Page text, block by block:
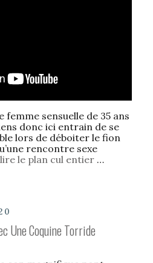
sensuelle de 35 ans
donc ici entrain de se
lors de déboiter le fion
rencontre sexe
lire le plan cul entier …
Une Coquine Torride